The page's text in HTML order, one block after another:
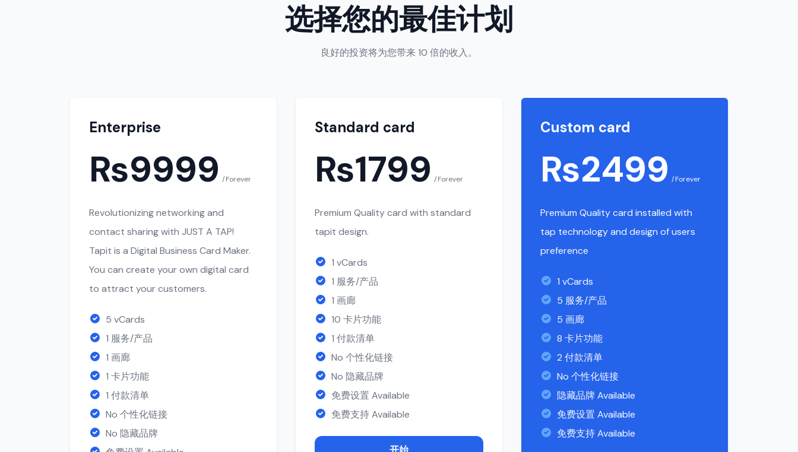
选择您的最佳计划
良好的投资将为您带来 10 倍的收入。
Enterprise
₨9999 /Forever
Revolutionizing networking and
contact sharing with JUST A TAP!
Tapit is a Digital Business Card Maker.
You can create your own digital card
to attract your customers.
5 vCards
1 服务/产品
1 画廊
1 卡片功能
1 付款清单
No 个性化链接
No 隐藏品牌
Standard card
₨1799 /Forever
Premium Quality card with standard
tapit design.
1 vCards
1 服务/产品
1 画廊
10 卡片功能
1 付款清单
No 个性化链接
No 隐藏品牌
免费设置 Available
免费支持 Available
Custom card
₨2499 /Forever
Premium Quality card installed with
tap technology and design of users
preference
1 vCards
5 服务/产品
5 画廊
8 卡片功能
2 付款清单
No 个性化链接
隐藏品牌 Available
免费设置 Available
免费支持 Available